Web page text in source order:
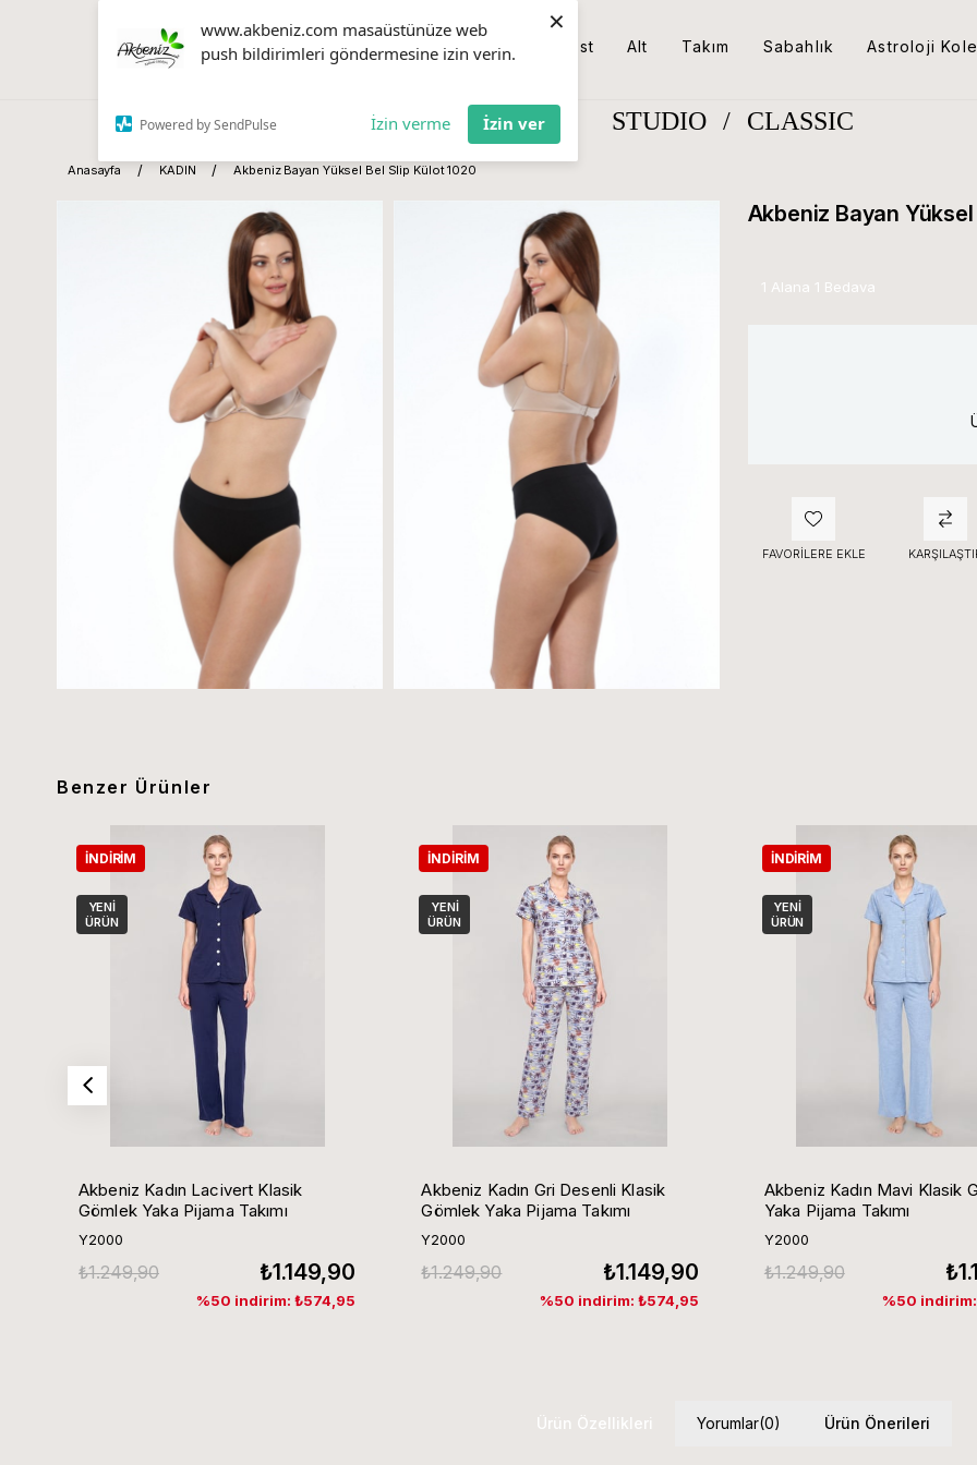
www.akbeniz.com masaüstünüze web
push bildirimleri göndermesine izin verin.
Powered by SendPulse İzin verme İzin ver
×
Üst Alt Takım Sabahlık Astroloji
STUDIO / CLASSIC
Anasayfa KADIN Akbeniz Bayan Yüksel Bel Slip Külot 1020
Akbeniz Bayan
1 Alana 1 Bedava
FAVORILERE EKLE
Benzer Ürünler
Akbeniz Kadın Lacivert Klasik
Gömlek Yaka Pijama Takımı
Y2000
₺1.149,90
₺1.249,90
%50 indirim: ₺574,95
İNDIRIM
YENI
ÜRÜN
Akbeniz Kadın Gri Desenli Klasik
Gömlek Yaka Pijama Takımı
Y2000
₺1.149,90
₺1.249,90
%50 indirim: ₺574,95
İNDIRIM
YENI
ÜRÜN
Akbeniz Kadın Mavi Klasik
Yaka Pijama Takımı
Y2000
₺1.249,90
%50
İNDIRIM
YENI
ÜRÜN
Ürün Özellikleri Yorumlar(0) Ürün Önerileri